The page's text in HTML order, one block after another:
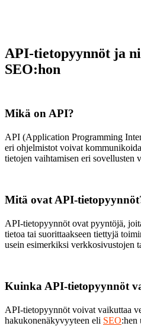
API-tietopyynnöt ja
SEO:hon
Mikä on API?
API (Application Programming
eri ohjelmistot voivat
tietojen vaihtamisen eri sovellusten
Mitä ovat API-
API-tietopyynnöt ovat pyyntöjä,
tietoa tai suorittaakseen tiettyjä
usein esimerkiksi verkkosivustojen
Kuinka API-tietopyynnöt
API-tietopyynnöt voivat vaikuttaa
hakukonenäkyvyyteen eli SEO:hen